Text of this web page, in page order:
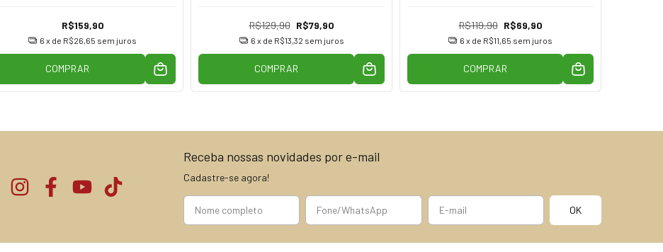
R$159,90
6 x de R$26,65 sem juros
COMPRAR
R$129,90 R$79,90
6 x de R$13,32 sem juros
COMPRAR
R$119,90 R$69,90
6 x de R$11,65 sem juros
COMPRAR
Receba nossas novidades por e-mail
Cadastre-se agora!